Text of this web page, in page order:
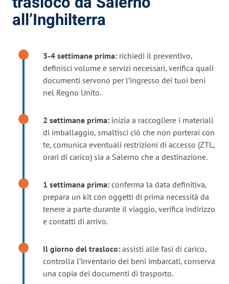
all’Inghilterra
3-4 settimane prima: richiedi il preventivo,
definisci volume e servizi necessari, verifica quali
documenti servono per l’ingresso dei tuoi beni
nel Regno Unito.
2 settimane prima: inizia a raccogliere i materiali
di imballaggio, smaltisci ciò che non porterai con
te, comunica eventuali restrizioni di accesso (ZTL,
orari di carico) sia a Salerno che a destinazione.
1 settimana prima: conferma la data definitiva,
prepara un kit con oggetti di prima necessità da
tenere a parte durante il viaggio, verifica indirizzo
e contatti di arrivo.
Il giorno del trasloco: assisti alle fasi di carico,
controlla l’inventario dei beni imbarcati, conserva
una copia dei documenti di trasporto.